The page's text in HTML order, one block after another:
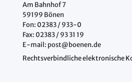
Am Bahnhof 7
59199 Bönen
Fon: 02383 / 933-0
Fax: 02383 / 93 31 19
E-mail: post@boenen.de
Rechtsverbindliche elektronische